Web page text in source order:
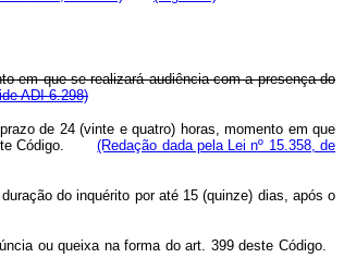
em que se realizará audiência com a presença do
ADI 6.298)
de 24 (vinte e quatro) horas, momento em que
deste Código.(Redação dada pela Lei nº 15.358, de
do inquérito por até 15 (quinze) dias, após o
ou queixa na forma do art. 399 deste Código.